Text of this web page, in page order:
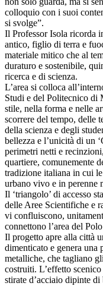
colloquio con i suoi
si svolge”.
Il Professor Isola ricorda
antico, figlio di terra e
materiale mitico che al
duraturo e sostenibile,
ricerca e di scienza.
L’area si colloca
Studi e del Politecnico di
stile, nella forma e nelle
scorrere del tempo, delle
della scienza e degli
bellezza e l’unicità di un
perimetri netti e
quartiere, comunemente
tradizione italiana in cui
urbano vivo e in perenne
Il ‘triangolo’ di accesso
delle Aree Scientifiche e
vi confluiscono,
connettono l’area del
Il progetto apre alla città
dimenticato e genera una
metalliche, che tagliano
costruiti. L’effetto
stirate d’acciaio dipinte di